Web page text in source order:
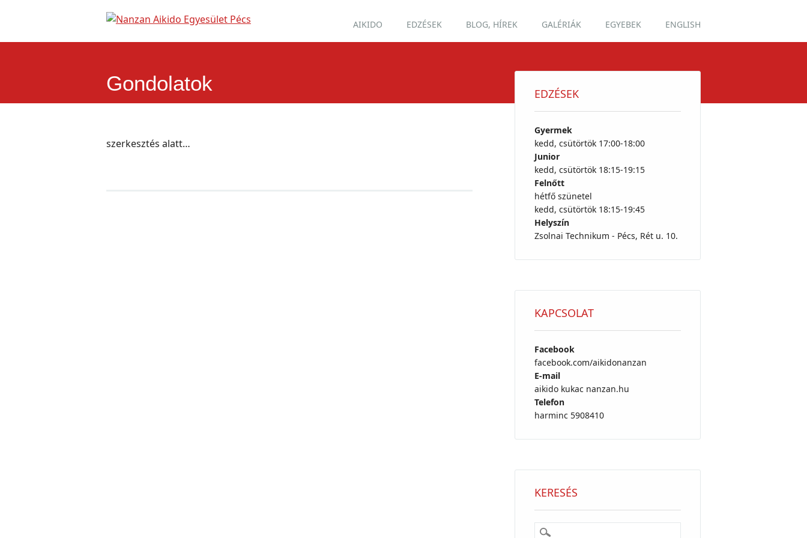
Main menu
AIKIDO EDZÉSEK BLOG, HÍREK GALÉRIÁK EGYEBEK ENGLISH
Gondolatok
szerkesztés alatt…
EDZÉSEK
Gyermek
kedd, csütörtök 17:00-18:00
Junior
kedd, csütörtök 18:15-19:15
Felnőtt
hétfő szünetel
kedd, csütörtök 18:15-19:45
Helyszín
Zsolnai Technikum - Pécs, Rét u. 10.
KAPCSOLAT
Facebook
facebook.com/aikidonanzan
E-mail
aikido kukac nanzan.hu
Telefon
harminc 5908410
KERESÉS